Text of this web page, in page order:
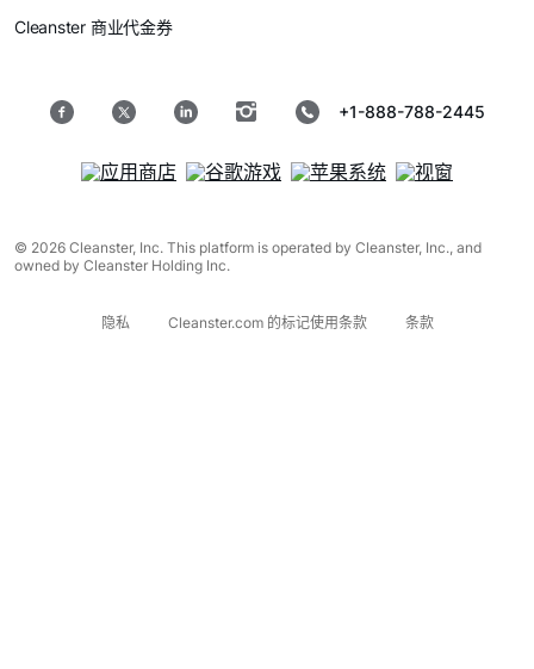
Cleanster 商业代金券
+1-888-788-2445
© 2026 Cleanster, Inc. This platform is operated by Cleanster, Inc., and
owned by Cleanster Holding Inc.
隐私 Cleanster.com 的标记使用条款 条款